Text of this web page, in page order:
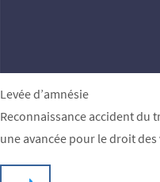
Levée d’amnésie
Reconnaissance accident du
une avancée pour le droit des